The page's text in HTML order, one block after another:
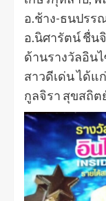
อ.ช้าง-ธนปรร
อ.นิศารัตน์ ชื่น
ด้านรางวัลอิน
สาวดีเด่น ได้แ
กูลจิรา สุขสถิ